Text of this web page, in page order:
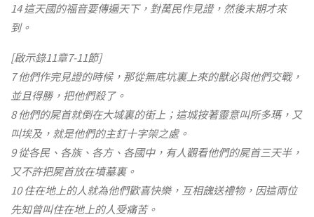
14 這天國的福音要傳遍天下，對萬民作見證，然後末期才來
到。
[啟示錄11章7-11節]
7 他們作完見證的時候，那從無底坑裏上來的獸必與他們交戰，
並且得勝，把他們殺了。
8 他們的屍首就倒在大城裏的街上；這城按著靈意叫所多瑪，又
叫埃及，就是他們的主釘十字架之處。
9 從各民、各族、各方、各國中，有人觀看他們的屍首三天半，
又不許把屍首放在墳墓裏。
10 住在地上的人就為他們歡喜快樂，互相餽送禮物，因這兩位
先知曾叫住在地上的人受痛苦。